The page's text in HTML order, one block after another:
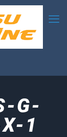
G-
1